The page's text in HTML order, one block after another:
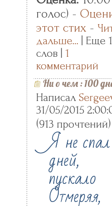
голос) -
этот стих -
дальше... | Еще
слов | 1
комментарий
Ни о чем:100
Написал
31/05/2015
(913 прочтений)
Я не
дней,
пускало